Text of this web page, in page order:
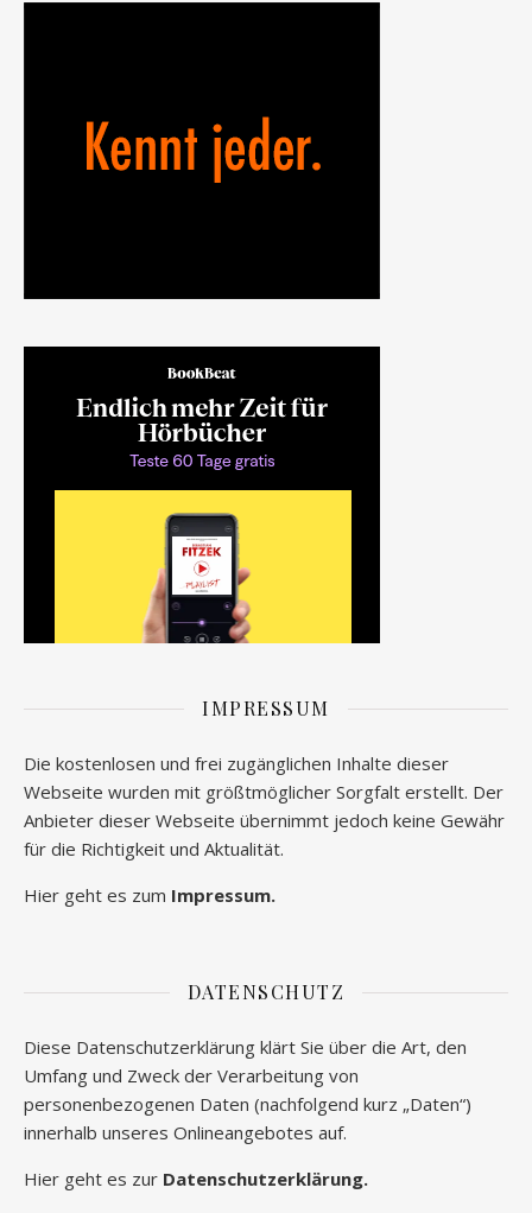
IMPRESSUM
Die kostenlosen und frei zugänglichen Inhalte dieser
Webseite wurden mit größtmöglicher Sorgfalt erstellt. Der
Anbieter dieser Webseite übernimmt jedoch keine Gewähr
für die Richtigkeit und Aktualität.
Hier geht es zum Impressum.
DATENSCHUTZ
Diese Datenschutzerklärung klärt Sie über die Art, den
Umfang und Zweck der Verarbeitung von
personenbezogenen Daten (nachfolgend kurz „Daten“)
innerhalb unseres Onlineangebotes auf.
Hier geht es zur Datenschutzerklärung.